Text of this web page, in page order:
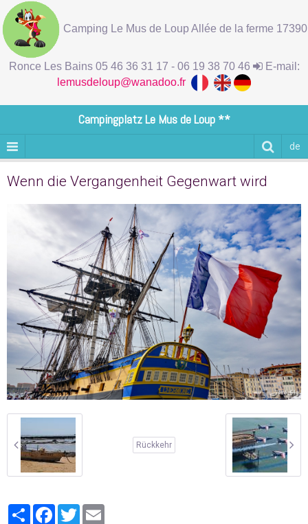
Camping Le Mus de Loup Allée de la ferme 17390
Ronce Les Bains 05 46 36 31 17 - 06 19 38 70 46
E-mail:
lemusdeloup@wanadoo.fr
Campingplatz Le Mus de Loup **
de
Wenn die Vergangenheit Gegenwart wird
Rückkehr
PartagerFacebook
Twitter